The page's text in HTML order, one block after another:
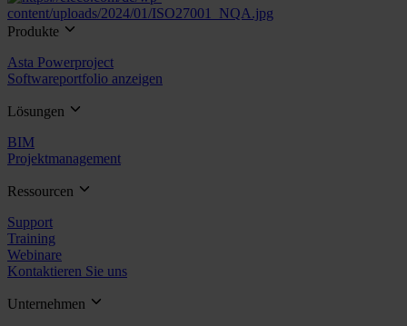
Produkte
Asta Powerproject
Softwareportfolio anzeigen
Lösungen
BIM
Projektmanagement
Ressourcen
Support
Training
Webinare
Kontaktieren Sie uns
Unternehmen